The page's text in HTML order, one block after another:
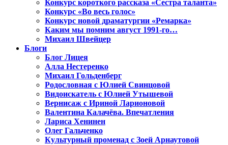
Конкурс короткого рассказа «Сестра таланта»
Конкурс «Во весь голос»
Конкурс новой драматургии «Ремарка»
Каким мы помним август 1991-го…
Михаил Швейцер
Блоги
Блог Лицея
Алла Нестеренко
Михаил Гольденберг
Родословная с Юлией Свинцовой
Видоискатель с Юлией Утышевой
Вернисаж с Ириной Ларионовой
Валентина Калачёва. Впечатления
Лариса Хенинен
Олег Гальченко
Культурный променад с Зоей Арнаутовой